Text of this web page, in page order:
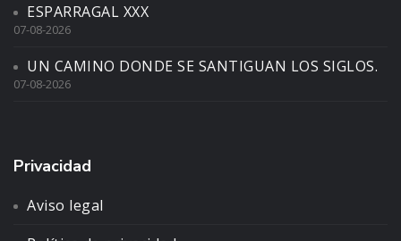
ESPARRAGAL XXX
07-08-2026
UN CAMINO DONDE SE SANTIGUAN LOS SIGLOS.
07-08-2026
Privacidad
Aviso legal